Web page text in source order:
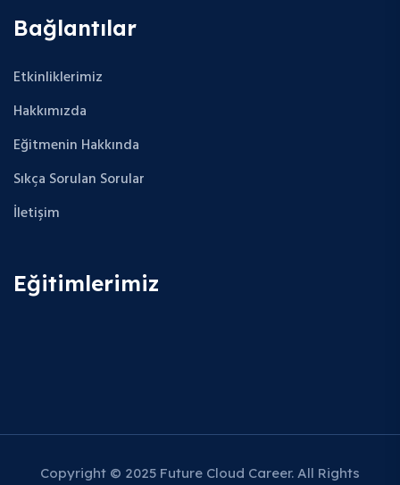
Bağlantılar
Etkinliklerimiz
Hakkımızda
Eğitmenin Hakkında
Sıkça Sorulan Sorular
İletişim
Eğitimlerimiz
Copyright © 2025 Future Cloud Career. All Rights